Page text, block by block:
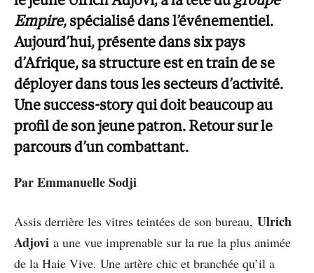
Empire, spécialisé dans l’événementiel.
Aujourd’hui, présente dans six pays
d’Afrique, sa structure est en train de se
déployer dans tous les secteurs d’activité.
Une success-story qui doit beaucoup au
profil de son jeune patron. Retour sur le
parcours d’un combattant.
Par Emmanuelle Sodji
Assis derrière les vitres teintées de son bureau, Ulrich
Adjovi a une vue imprenable sur la rue la plus animée
de la Haie Vive. Une artère chic et branchée qu’il a